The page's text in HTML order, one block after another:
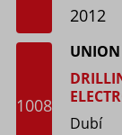
2012
1008
Dubí